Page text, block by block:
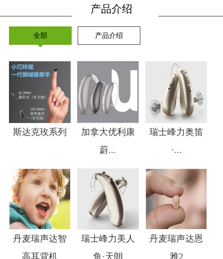
1 2 3 4
产品介绍
全部 产品介绍
斯达克玫系列
加拿大优利康
蔚...
瑞士峰力奥笛
·...
丹麦瑞声达智
高耳背机
瑞士峰力美人
鱼·天朗
丹麦瑞声达恩
雅2